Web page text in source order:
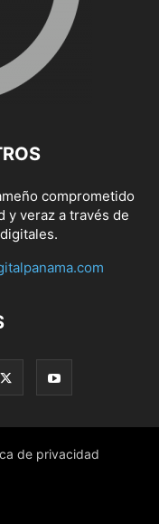
comprometido
y veraz a través de
de privacidad